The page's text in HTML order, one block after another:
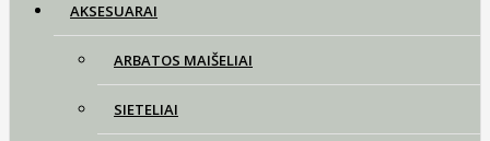
AKSESUARAI
ARBATOS MAIŠELIAI
SIETELIAI